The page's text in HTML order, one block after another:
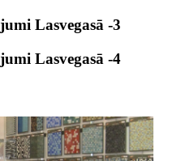
Lasvegasā -3
Lasvegasā -4